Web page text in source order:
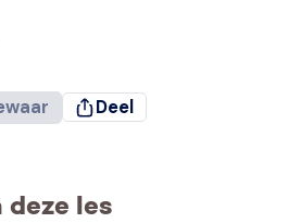
Deel
les